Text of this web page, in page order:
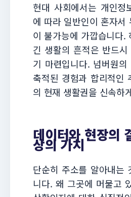
현대 사회에서는 개인정
에 따라 일반인이 혼자서
이 불가능에 가깝습니다.
긴 생활의 흔적은 반드
기 마련입니다. 넘버원
축적된 경험과 합리적인
의 현재 생활권을 신속하
데이터와 현장의
상의 가치
단순히 주소를 알아내는
니다. 왜 그곳에 머물고